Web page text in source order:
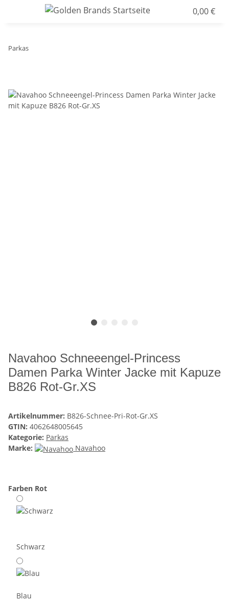
0,00 €
Parkas
Navahoo Schneeengel-Princess
Damen Parka Winter Jacke mit Kapuze
B826 Rot-Gr.XS
Artikelnummer: B826-Schnee-Pri-Rot-Gr.XS
GTIN: 4062648005645
Kategorie: Parkas
Marke:
Navahoo
Farben Rot
Schwarz
Blau